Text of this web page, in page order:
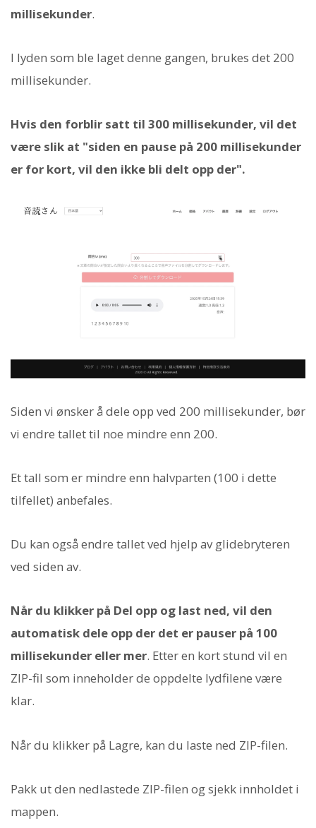
millisekunder.
I lyden som ble laget denne gangen, brukes det 200
millisekunder.
Hvis den forblir satt til 300 millisekunder, vil det
være slik at "siden en pause på 200 millisekunder
er for kort, vil den ikke bli delt opp der".
Siden vi ønsker å dele opp ved 200 millisekunder, bør
vi endre tallet til noe mindre enn 200.
Et tall som er mindre enn halvparten (100 i dette
tilfellet) anbefales.
Du kan også endre tallet ved hjelp av glidebryteren
ved siden av.
Når du klikker på Del opp og last ned, vil den
automatisk dele opp der det er pauser på 100
millisekunder eller mer. Etter en kort stund vil en
ZIP-fil som inneholder de oppdelte lydfilene være
klar.
Når du klikker på Lagre, kan du laste ned ZIP-filen.
Pakk ut den nedlastede ZIP-filen og sjekk innholdet i
mappen.